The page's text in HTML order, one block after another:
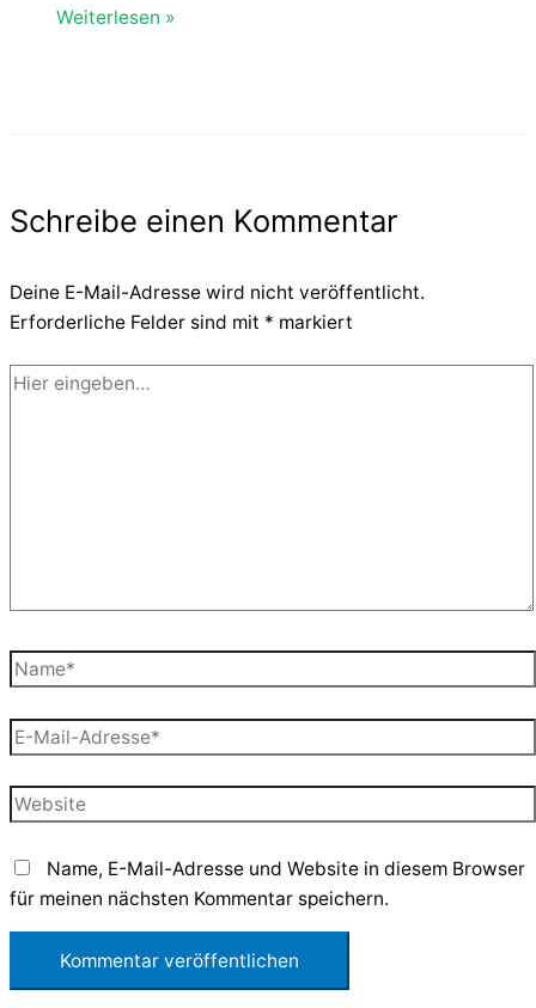
Weiterlesen »
Schreibe einen Kommentar
Deine E-Mail-Adresse wird nicht veröffentlicht.
Erforderliche Felder sind mit * markiert
Hier
Name*
E-
Mail-
Adresse*
Website
Name, E-Mail-Adresse und Website in diesem Browser
für meinen nächsten Kommentar speichern.